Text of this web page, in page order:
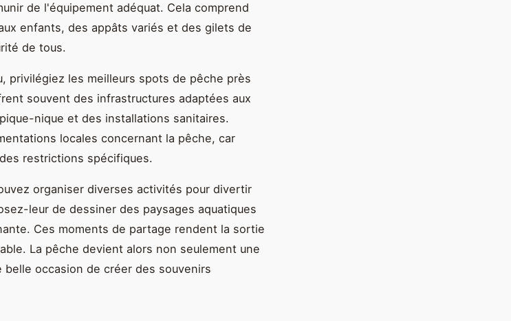
de l'équipement adéquat. Cela comprend
enfants, des appâts variés et des gilets de
de tous.
privilégiez les meilleurs spots de pêche près
souvent des infrastructures adaptées aux
nique et des installations sanitaires.
locales concernant la pêche, car
restrictions spécifiques.
organiser diverses activités pour divertir
leur de dessiner des paysages aquatiques
Ces moments de partage rendent la sortie
La pêche devient alors non seulement une
occasion de créer des souvenirs